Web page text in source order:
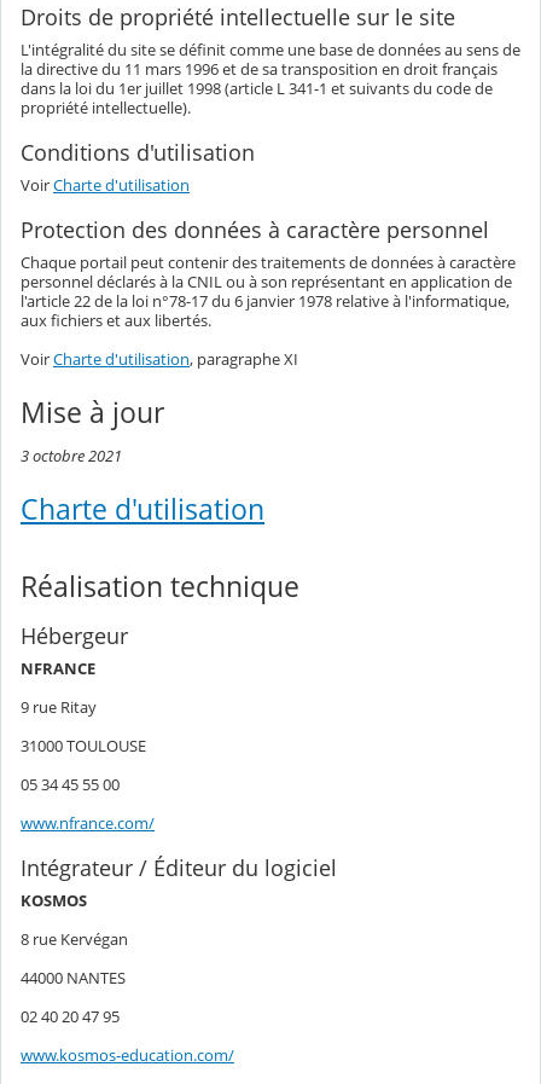
Droits de propriété intellectuelle sur le site
L'intégralité du site se définit comme une base de données au sens de
la directive du 11 mars 1996 et de sa transposition en droit français
dans la loi du 1er juillet 1998 (article L 341-1 et suivants du code de
propriété intellectuelle).
Conditions d'utilisation
VoirCharte d'utilisation
Protection des données à caractère personnel
Chaque portail peut contenir des traitements de données à caractère
personnel déclarés à la CNIL ou à son représentant en application de
l'article 22 de la loi n°78-17 du 6 janvier 1978 relative à l'informatique,
aux fichiers et aux libertés.
VoirCharte d'utilisation, paragraphe XI
Mise à jour
3 octobre 2021
Charte d'utilisation
Réalisation technique
Hébergeur
NFRANCE
9 rue Ritay
31000 TOULOUSE
05 34 45 55 00
www.nfrance.com/
Intégrateur / Éditeur du logiciel
KOSMOS
8 rue Kervégan
44000 NANTES
02 40 20 47 95
www.kosmos-education.com/